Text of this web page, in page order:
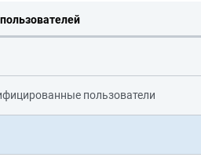
пользователи